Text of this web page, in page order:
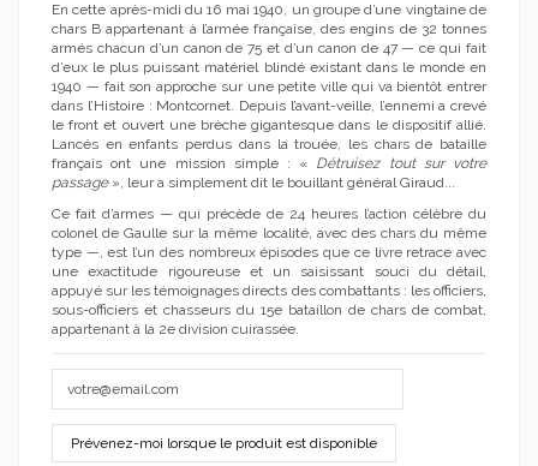
(3 avis)
En cette après-midi du 16 mai 1940, un groupe d’une vingtaine de
chars B appartenant à l’armée française, des engins de 32 tonnes
armés chacun d’un canon de 75 et d’un canon de 47 — ce qui fait
d’eux le plus puissant matériel blindé existant dans le monde en
1940 — fait son approche sur une petite ville qui va bientôt entrer
dans l’Histoire : Montcornet. Depuis l’avant-veille, l’ennemi a crevé
le front et ouvert une brèche gigantesque dans le dispositif allié.
Lancés en enfants perdus dans la trouée, les chars de bataille
français ont une mission simple : « Détruisez tout sur votre
passage», leur a simplement dit le bouillant général Giraud...
Ce fait d’armes — qui précède de 24 heures l’action célèbre du
colonel de Gaulle sur la même localité, avec des chars du même
type —, est l’un des nombreux épisodes que ce livre retrace avec
une exactitude rigoureuse et un saisissant souci du détail,
appuyé sur les témoignages directs des combattants : les officiers,
sous-officiers et chasseurs du 15e bataillon de chars de combat,
appartenant à la 2e division cuirassée.